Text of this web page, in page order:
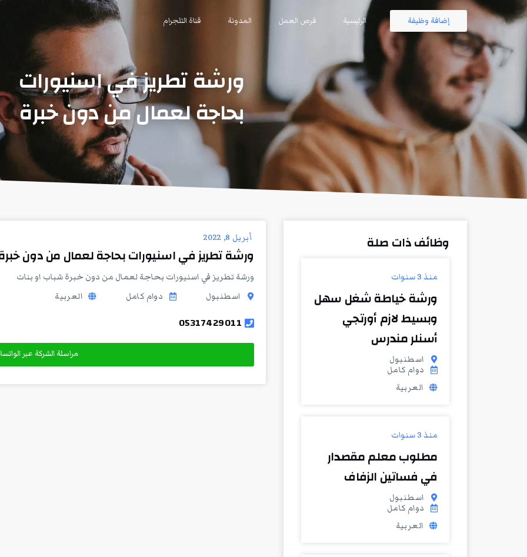
إضافة وظيفة الرئيسية فرص العمل المدونة قناة التلجرام
ورشة تطريز في اسنيورات
بحاجة لعمال من دون خبرة
وظائف ذات صلة
منذ 3 سنوات
ورشة خياطة شغل سهل
وبسيط لازم أورتجي
أسنلر مندرس
اسطنبول
دوام كامل
العربية
منذ 3 سنوات
مطلوب معلم مقصدار
في فساتين الزفاف
اسطنبول
دوام كامل
العربية
أبريل 8, 2022
ورشة تطريز في اسنيورات بحاجة لعمال من دون
ورشة تطريز في اسنيورات بحاجة لعمال من دون خبرة شباب او بنات
اسطنبول
دوام كامل العربية
05317429011
مراسلة الشركة عبر